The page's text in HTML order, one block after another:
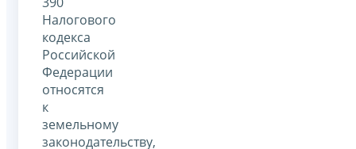
Налогового
кодекса
Российской
Федерации
относятся
к
земельному
законодательству,